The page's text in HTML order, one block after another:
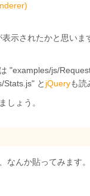
示されたかと思い
"examples/js/
Stats.js" と jQueryも読
しょう。
なんか貼ってみます